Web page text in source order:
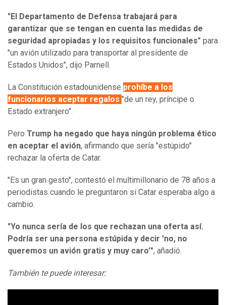
"El Departamento de Defensa trabajará para
garantizar que se tengan en cuenta las medidas de
seguridad apropiadas y los requisitos funcionales" para
"un avión utilizado para transportar al presidente de
Estados Unidos", dijo Parnell.
La Constitución estadounidense prohíbe a los
funcionarios aceptar regalos "de un rey, príncipe o
Estado extranjero".
Pero Trump ha negado que haya ningún problema ético
en aceptar el avión, afirmando que sería "estúpido"
rechazar la oferta de Catar.
"Es un gran gesto", contestó el multimillonario de 78 años a
periodistas cuando le preguntaron si Catar esperaba algo a
cambio.
"Yo nunca sería de los que rechazan una oferta así.
Podría ser una persona estúpida y decir 'no, no
queremos un avión gratis y muy caro'", añadió.
También te puede interesar: